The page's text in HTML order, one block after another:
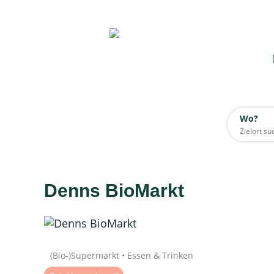
Wo?
Wo?
Daten werden geladen
Denns BioMarkt
(Bio-)Supermarkt • Essen & Trinken